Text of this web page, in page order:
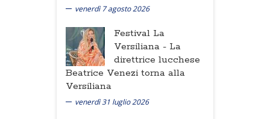
venerdì 7 agosto 2026
Festival La
Versiliana - La
direttrice lucchese
Beatrice Venezi torna alla
Versiliana
venerdì 31 luglio 2026